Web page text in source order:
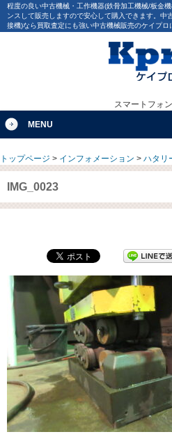
程度の良い中古機械・工作機器(鉄骨加工機械/板金
ンスして販売しますので安心して購入できます。中
接機)なら買取査定にも強い中古機械販売のケイプロ
スマートフォ
MENU
トップページ > インフォメーション > ハタリ
IMG_0023